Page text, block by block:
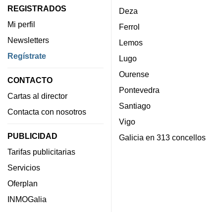
REGISTRADOS
Mi perfil
Newsletters
Regístrate
CONTACTO
Cartas al director
Contacta con nosotros
PUBLICIDAD
Tarifas publicitarias
Servicios
Oferplan
INMOGalia
Deza
Ferrol
Lemos
Lugo
Ourense
Pontevedra
Santiago
Vigo
Galicia en 313 concellos